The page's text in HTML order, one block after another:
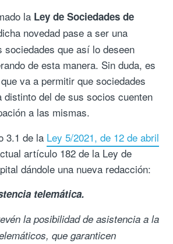
la Ley de Sociedades de
novedad pase a ser una
sociedades que así lo deseen
de esta manera. Sin duda, es
va a permitir que sociedades
distinto del de sus socios cuenten
a las mismas.
3.1 de la Ley 5/2021, de 12 de abril
artículo 182 de la Ley de
dándole una nueva redacción:
telemática.
la posibilidad de asistencia a la
que garanticen